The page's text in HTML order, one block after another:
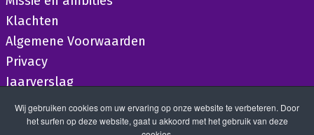
Klachten
Algemene Voorwaarden
Privacy
Jaarverslag
Wij gebruiken cookies om uw ervaring op onze website te verbeteren. Door
het surfen op deze website, gaat u akkoord met het gebruik van deze